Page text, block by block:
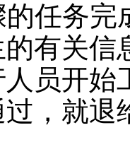
任务完
有关信
员开始
，就退